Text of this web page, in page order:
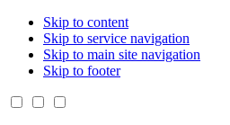
Skip to content
Skip to service navigation
Skip to main site navigation
Skip to footer